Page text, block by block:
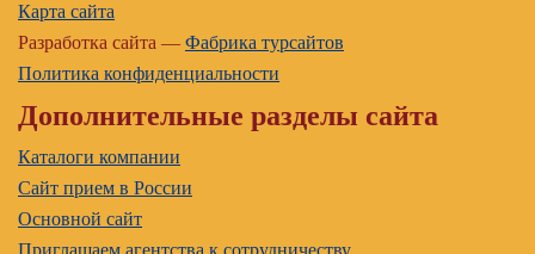
Карта сайта
Разработка сайта — Фабрика турсайтов
Политика конфиденциальности
Дополнительные разделы сайта
Каталоги компании
Сайт прием в России
Основной сайт